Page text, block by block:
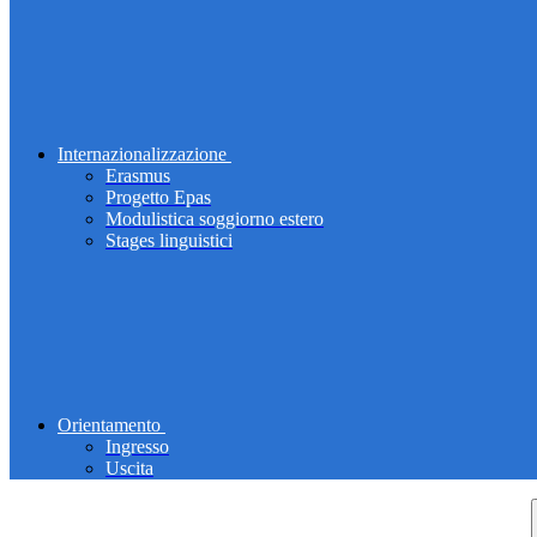
Internazionalizzazione
Erasmus
Progetto Epas
Modulistica soggiorno estero
Stages linguistici
Orientamento
Ingresso
Uscita